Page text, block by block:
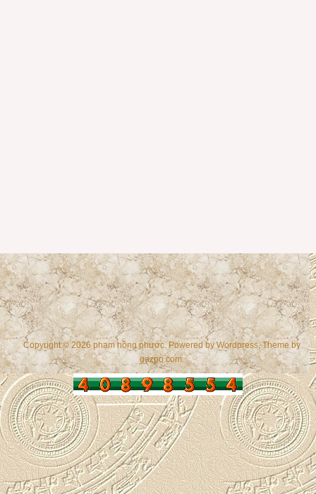
Copyright © 2026 phạm hồng phước. Powered byWordpress, Theme by
gazpo.com.